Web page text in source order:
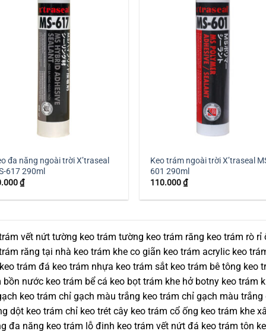
đa năng ngoài trời X’traseal
617 290ml
₫
Keo trám ngoài trời X’traseal
601 290ml
110.000₫
vết nứt tường keo trám tường keo trám răng keo trám rò
răng tại nhà keo trám khe co giãn keo trám acrylic keo
trám đá keo trám nhựa keo trám sắt keo trám bê tông keo
bồn nước keo trám bể cá keo bọt trám khe hở botny keo trám
keo trám chỉ gạch màu trắng keo trám chỉ gạch màu
dột keo trám chỉ keo trét cây keo trám cổ ống keo trám khe
đa năng keo trám lỗ đinh keo trám vết nứt đá keo trám tôn